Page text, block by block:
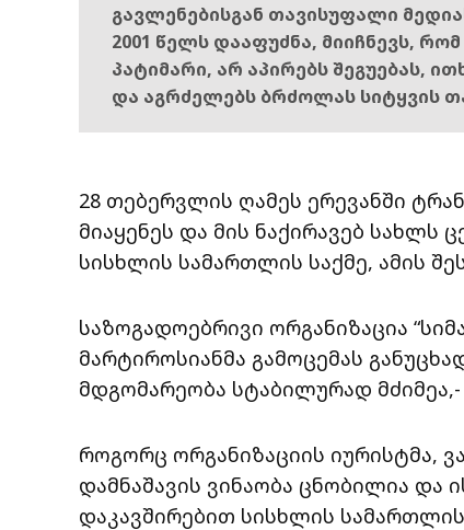
გავლენებისგან თავისუფალი
2001 წელს დააფუძნა, მიიჩნევს,
პატიმარი, არ აპირებს შეგუებას,
და აგრძელებს ბრძოლას სიტყვის
28 თებერვლის ღამეს ერევანში
მიაყენეს და მის ნაქირავებ
სისხლის სამართლის საქმე, ამის
საზოგადოებრივი ორგანიზაცია
მარტიროსიანმა გამოცემას
მდგომარეობა სტაბილურად
როგორც ორგანიზაციის იურისტმა,
დამნაშავის ვინაობა ცნობილია და
დაკავშირებით სისხლის სამართლის